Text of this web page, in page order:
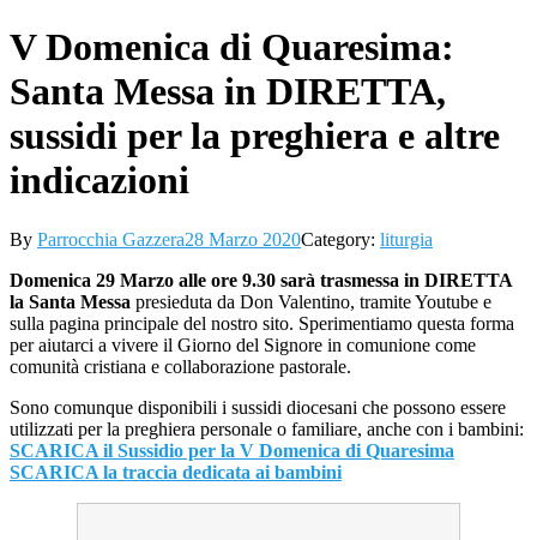
V Domenica di Quaresima:
Santa Messa in DIRETTA,
sussidi per la preghiera e altre
indicazioni
By Parrocchia Gazzera28 Marzo 2020Category: liturgia
Domenica 29 Marzo alle ore 9.30 sarà trasmessa in DIRETTA
la Santa Messa presieduta da Don Valentino, tramite Youtube e
sulla pagina principale del nostro sito. Sperimentiamo questa forma
per aiutarci a vivere il Giorno del Signore in comunione come
comunità cristiana e collaborazione pastorale.
Sono comunque disponibili i sussidi diocesani che possono essere
utilizzati per la preghiera personale o familiare, anche con i bambini:
SCARICA il Sussidio per la V Domenica di Quaresima
SCARICA la traccia dedicata ai bambini